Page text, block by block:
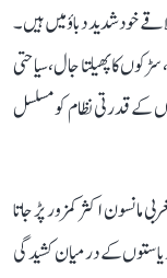
خود شدید دباؤ میں ہیں۔
کا پھیلتا جال، سیاحتی
کے قدرتی نظام کو مسلسل
اکثر کمزور پڑ جاتا
کے درمیان کشیدگی